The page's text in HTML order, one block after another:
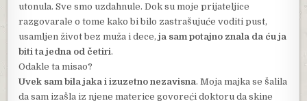
utonula. Sve smo uzdahnule. Dok su moje prijateljice
razgovarale o tome kako bi bilo zastrašujuće voditi pust,
usamljen život bez muža i dece, ja sam potajno znala da ću ja
biti ta jedna od četiri.
Odakle ta misao?
Uvek sam bila jaka i izuzetno nezavisna. Moja majka se šalila
da sam izašla iz njene materice govoreći doktoru da skine